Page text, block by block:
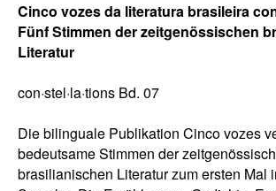
Cinco vozes da literatura brasileira
Fünf Stimmen der zeitgenössischen
Literatur
con·stel·la·tions Bd. 07
Die bilinguale Publikation Cinco vozes
bedeutsame Stimmen der
brasilianischen Literatur zum ersten Mal